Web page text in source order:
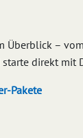
–
direkt mit
Pakete